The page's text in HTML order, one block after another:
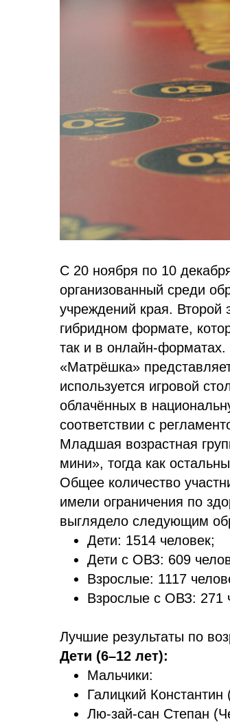
С 20 ноября по 10
организованный среди
учреждений края. Второй
гибридном формате,
так и в онлайн-форматах.
«Матрёшка»
используется игровой
облачённых в
соответствии с
Младшая возрастная
мини», тогда как
Общее количество
имели ограничения по
выглядело следующим
Дети: 1514 человек;
Дети с ОВЗ: 609
Взрослые: 1117
Взрослые с ОВЗ: 271
Лучшие результаты по
Дети (6–12 лет):
Мальчики:
Галицкий
Лю-зай-сан Степан